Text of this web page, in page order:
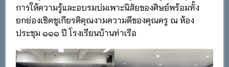
การให้ความรู้และอบรมบ่มเพาะนิสัยของศิษย์พร้อมทั้ง
ยกย่องเชิดชูเกียรติคุณงามความดีของคุณครู ณ ห้อง
ประชุม ๑๑๑ ปี โรงเรียนบ้านท่าเรือ